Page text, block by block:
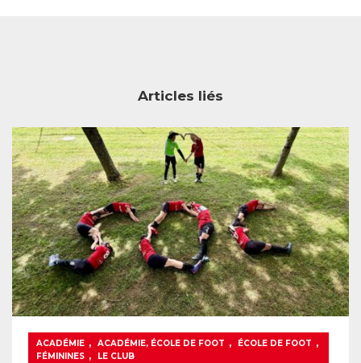
Articles liés
ACADÉMIE , ACADÉMIE, ÉCOLE DE FOOT , ÉCOLE DE FOOT ,
FÉMININES , LE CLUB